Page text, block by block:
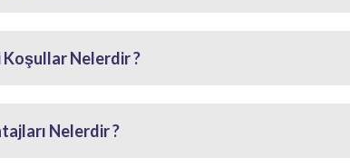
Koşullar Nelerdir ?
Nelerdir ?